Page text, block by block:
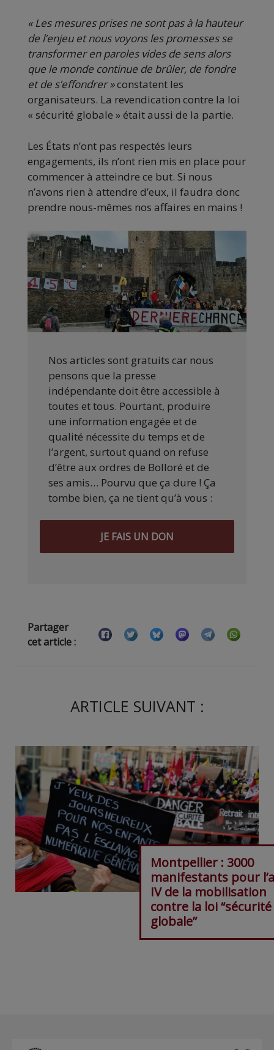
« Les mesures prises ne sont pas à la hauteur
de l’enjeu et nous voyons les promesses se
transformer en paroles vides de sens alors
que le monde continue de brûler, de fondre
et de s’effondrer »constatent les
organisateurs. La revendication contre la loi
« sécurité globale » était aussi de la partie.
Les États n’ont pas respectés leurs
engagements, ils n’ont rien mis en place pour
commencer à atteindre ce but. Si nous
n’avons rien à attendre d’eux, il faudra donc
prendre nous-mêmes nos affaires en mains !
Nos articles sont gratuits car nous
pensons que la presse
indépendante doit être accessible à
toutes et tous. Pourtant, produire
une information engagée et de
qualité nécessite du temps et de
l’argent, surtout quand on refuse
d’être aux ordres de Bolloré et de
ses amis… Pourvu que ça dure ! Ça
tombe bien, ça ne tient qu’à vous :
JE FAIS UN DON
Partager
cet article :
ARTICLE SUIVANT :
Montpellier : 3000
manifestants pour
IV de la mobilisation
contre la loi “sécurité
globale”